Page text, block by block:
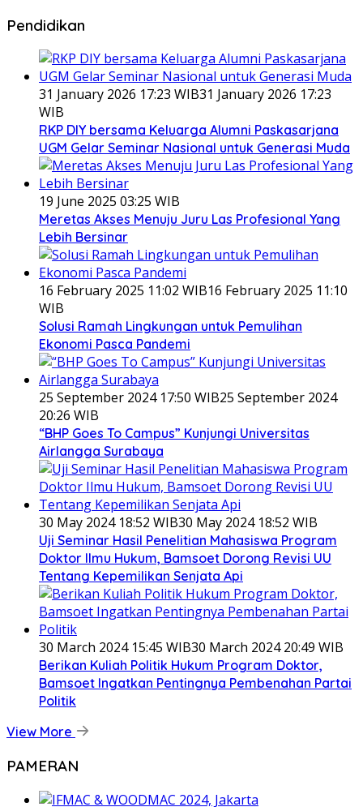
Pendidikan
31 January 2026 17:23 WIB31 January 2026 17:23
WIB
RKP DIY bersama Keluarga Alumni Paskasarjana
UGM Gelar Seminar Nasional untuk Generasi Muda
19 June 2025 03:25 WIB
Meretas Akses Menuju Juru Las Profesional Yang
Lebih Bersinar
16 February 2025 11:02 WIB16 February 2025 11:10
WIB
Solusi Ramah Lingkungan untuk Pemulihan
Ekonomi Pasca Pandemi
25 September 2024 17:50 WIB25 September 2024
20:26 WIB
“BHP Goes To Campus” Kunjungi Universitas
Airlangga Surabaya
30 May 2024 18:52 WIB30 May 2024 18:52 WIB
Uji Seminar Hasil Penelitian Mahasiswa Program
Doktor Ilmu Hukum, Bamsoet Dorong Revisi UU
Tentang Kepemilikan Senjata Api
30 March 2024 15:45 WIB30 March 2024 20:49 WIB
Berikan Kuliah Politik Hukum Program Doktor,
Bamsoet Ingatkan Pentingnya Pembenahan Partai
Politik
View More
PAMERAN